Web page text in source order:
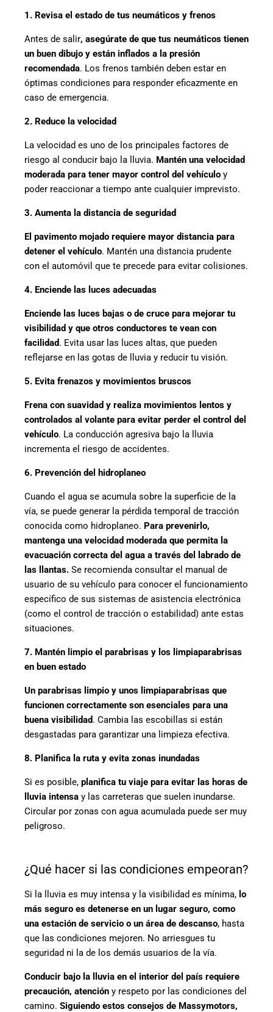
1. Revisa el estado de tus neumáticos y frenos
Antes de salir, asegúrate de que tus neumáticos tienen
un buen dibujo y están inflados a la presión
recomendada. Los frenos también deben estar en
óptimas condiciones para responder eficazmente en
caso de emergencia.
2. Reduce la velocidad
La velocidad es uno de los principales factores de
riesgo al conducir bajo la lluvia. Mantén una velocidad
moderada para tener mayor control del vehículo y
poder reaccionar a tiempo ante cualquier imprevisto.
3. Aumenta la distancia de seguridad
El pavimento mojado requiere mayor distancia para
detener el vehículo. Mantén una distancia prudente
con el automóvil que te precede para evitar colisiones.
4. Enciende las luces adecuadas
Enciende las luces bajas o de cruce para mejorar tu
visibilidad y que otros conductores te vean con
facilidad. Evita usar las luces altas, que pueden
reflejarse en las gotas de lluvia y reducir tu visión.
5. Evita frenazos y movimientos bruscos
Frena con suavidad y realiza movimientos lentos y
controlados al volante para evitar perder el control del
vehículo. La conducción agresiva bajo la lluvia
incrementa el riesgo de accidentes.
6. Prevención del hidroplaneo
Cuando el agua se acumula sobre la superficie de la
vía, se puede generar la pérdida temporal de tracción
conocida como hidroplaneo. Para prevenirlo,
mantenga una velocidad moderada que permita la
evacuación correcta del agua a través del labrado de
las llantas. Se recomienda consultar el manual de
usuario de su vehículo para conocer el funcionamiento
específico de sus sistemas de asistencia electrónica
(como el control de tracción o estabilidad) ante estas
situaciones.
7. Mantén limpio el parabrisas y los limpiaparabrisas
en buen estado
Un parabrisas limpio y unos limpiaparabrisas que
funcionen correctamente son esenciales para una
buena visibilidad. Cambia las escobillas si están
desgastadas para garantizar una limpieza efectiva.
8. Planifica la ruta y evita zonas inundadas
Si es posible, planifica tu viaje para evitar las horas de
lluvia intensa y las carreteras que suelen inundarse.
Circular por zonas con agua acumulada puede ser muy
peligroso.
¿Qué hacer si las condiciones empeoran?
Si la lluvia es muy intensa y la visibilidad es mínima, lo
más seguro es detenerse en un lugar seguro, como
una estación de servicio o un área de descanso, hasta
que las condiciones mejoren. No arriesgues tu
seguridad ni la de los demás usuarios de la vía.
Conducir bajo la lluvia en el interior del país requiere
precaución, atención y respeto por las condiciones del
camino. Siguiendo estos consejos de Massymotors,